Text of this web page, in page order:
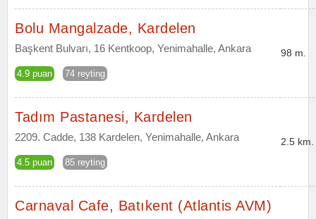
Bolu Mangalzade, Kardelen
Başkent Bulvarı, 16 Kentkoop, Yenimahalle, Ankara
4.9 puan 74 reyting
98 m.
Tadım Pastanesi, Kardelen
2209. Cadde, 138 Kardelen, Yenimahalle, Ankara
4.5 puan 85 reyting
2.5 km.
Carnaval Cafe, Batıkent (Atlantis AVM)